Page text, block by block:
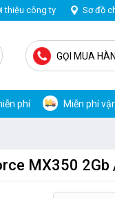
thiệu công ty Sơ đồ
GỌI MUA
Miễn phí
phí
MX350